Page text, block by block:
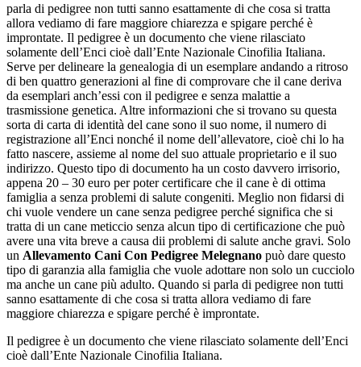
parla di pedigree non tutti sanno esattamente di che cosa si tratta
allora vediamo di fare maggiore chiarezza e spigare perché è
improntate. Il pedigree è un documento che viene rilasciato
solamente dell’Enci cioè dall’Ente Nazionale Cinofilia Italiana.
Serve per delineare la genealogia di un esemplare andando a ritroso
di ben quattro generazioni al fine di comprovare che il cane deriva
da esemplari anch’essi con il pedigree e senza malattie a
trasmissione genetica. Altre informazioni che si trovano su questa
sorta di carta di identità del cane sono il suo nome, il numero di
registrazione all’Enci nonché il nome dell’allevatore, cioè chi lo ha
fatto nascere, assieme al nome del suo attuale proprietario e il suo
indirizzo. Questo tipo di documento ha un costo davvero irrisorio,
appena 20 – 30 euro per poter certificare che il cane è di ottima
famiglia a senza problemi di salute congeniti. Meglio non fidarsi di
chi vuole vendere un cane senza pedigree perché significa che si
tratta di un cane meticcio senza alcun tipo di certificazione che può
avere una vita breve a causa dii problemi di salute anche gravi. Solo
un Allevamento Cani Con Pedigree Melegnano può dare questo
tipo di garanzia alla famiglia che vuole adottare non solo un cucciolo
ma anche un cane più adulto. Quando si parla di pedigree non tutti
sanno esattamente di che cosa si tratta allora vediamo di fare
maggiore chiarezza e spigare perché è improntate.
Il pedigree è un documento che viene rilasciato solamente dell’Enci
cioè dall’Ente Nazionale Cinofilia Italiana.